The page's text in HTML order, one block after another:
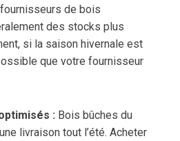
de bois
des stocks plus
si la saison hivernale est
que votre fournisseur
: Bois bûches du
livraison tout l’été. Acheter